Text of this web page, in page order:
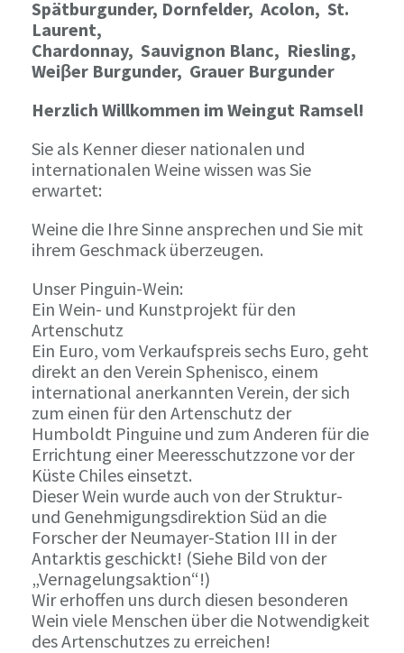
Spätburgunder, Dornfelder, Acolon, St.
Laurent,
Chardonnay, Sauvignon Blanc, Riesling,
Weiβer Burgunder, Grauer Burgunder
Herzlich Willkommen im Weingut Ramsel!
Sie als Kenner dieser nationalen und
internationalen Weine wissen was Sie
erwartet:
Weine die Ihre Sinne ansprechen und Sie mit
ihrem Geschmack überzeugen.
Unser Pinguin-Wein:
Ein Wein- und Kunstprojekt für den
Artenschutz
Ein Euro, vom Verkaufspreis sechs Euro, geht
direkt an den Verein Sphenisco, einem
international anerkannten Verein, der sich
zum einen für den Artenschutz der
Humboldt Pinguine und zum Anderen für die
Errichtung einer Meeresschutzzone vor der
Küste Chiles einsetzt.
Dieser Wein wurde auch von der Struktur-
und Genehmigungsdirektion Süd an die
Forscher der Neumayer-Station III in der
Antarktis geschickt! (Siehe Bild von der
„Vernagelungsaktion“!)
Wir erhoffen uns durch diesen besonderen
Wein viele Menschen über die Notwendigkeit
des Artenschutzes zu erreichen!